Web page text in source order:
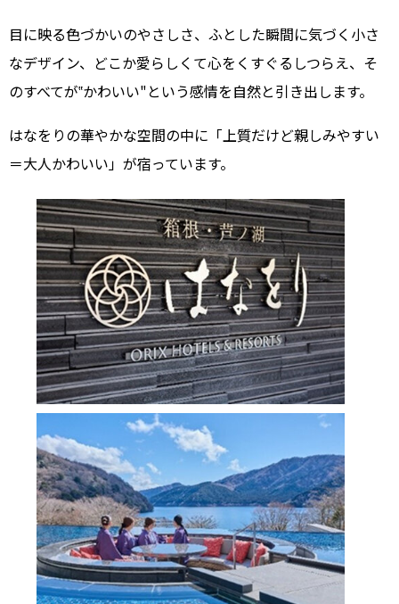
目に映る色づかいのやさしさ、ふとした瞬間に気づく小さ
なデザイン、どこか愛らしくて心をくすぐるしつらえ、そ
のすべてが‟かわいい"という感情を自然と引き出します。
はなをりの華やかな空間の中に「上質だけど親しみやすい
＝大人かわいい」が宿っています。